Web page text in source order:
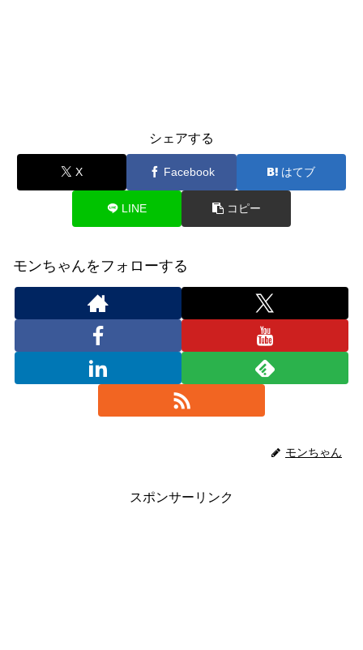
シェアする
X Facebook はてブ
LINE コピー
モンちゃんをフォローする
モンちゃん
スポンサーリンク